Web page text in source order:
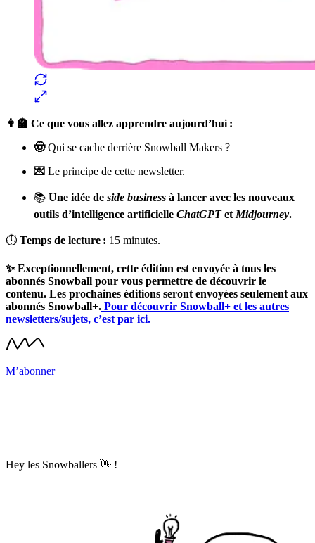
👩‍🏫 Ce que vous allez apprendre aujourd’hui :
🤠Qui se cache derrière Snowball Makers ?
💌 Le principe de cette newsletter.
📚 Une idée de side business à lancer avec les nouveaux
outils d’intelligence artificielle ChatGPTet Midjourney.
⏱ Temps de lecture : 15 minutes.
✨ Exceptionnellement, cette édition est envoyée à tous les
abonnés Snowball pour vous permettre de découvrir le
contenu. Les prochaines éditions seront envoyées seulement aux
abonnés Snowball+. Pour découvrir Snowball+ et les autres
newsletters/sujets, c’est par ici.
M’abonner
Hey les Snowballers 👋 !